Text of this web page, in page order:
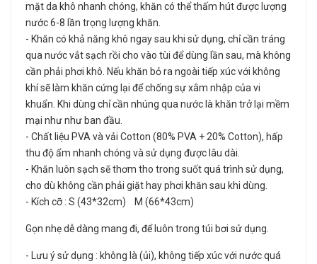
mặt da khô nhanh chóng, khăn có thể thấm hút được lượng
nước 6-8 lần trọng lượng khăn.
- Khăn có khả năng khô ngay sau khi sử dụng, chỉ cần tráng
qua nước vắt sạch rồi cho vào tùi để dùng lần sau, mà không
cần phải phơi khô. Nếu khăn bỏ ra ngoài tiếp xúc với không
khí sẽ làm khăn cứng lại để chống sự xâm nhập của vi
khuẩn. Khi dùng chỉ cần nhúng qua nước là khăn trở lại mềm
mại như như ban đầu.
- Chất liệu PVA và vải Cotton (80% PVA + 20% Cotton), hấp
thu độ ẩm nhanh chóng và sử dụng được lâu dài.
- Khăn luôn sạch sẽ thơm tho trong suốt quá trình sử dụng,
cho dù không cần phải giặt hay phơi khăn sau khi dùng.
- Kích cỡ : S (43*32cm) M (66*43cm)
Gọn nhẹ dễ dàng mang đi, để luôn trong túi bơi sử dụng.
- Lưu ý sử dụng : không là (ủi), không tiếp xúc với nước quá